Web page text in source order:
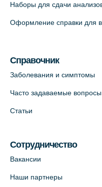
На карте
Красносельское
Медицинский
Наборы для сдачи
Оформление справки для
Справочник
Заболевания и симптомы
Часто задаваемые вопросы
Статьи
Сотрудничество
Вакансии
Наши партнеры